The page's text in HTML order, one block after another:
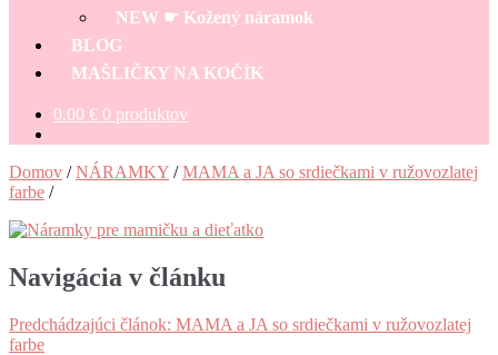
NEW ☛ Kožený náramok
BLOG
MAŠLIČKY NA KOČÍK
0.00 € 0 produktov
Domov /NÁRAMKY /MAMA a JA so srdiečkami v ružovozlatej
farbe /
Navigácia v článku
Predchádzajúci článok: MAMA a JA so srdiečkami v ružovozlatej
farbe